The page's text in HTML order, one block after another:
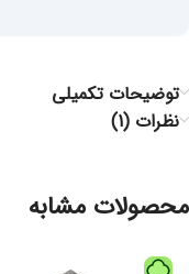
توضیحات تکمیلی
نظرات (1)
محصولات مشابه